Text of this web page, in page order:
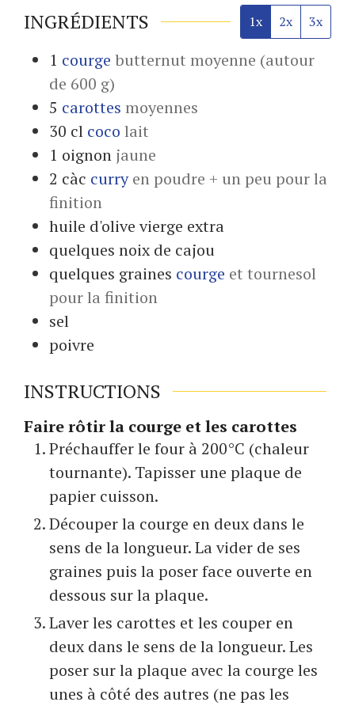
INGRÉDIENTS 1x 2x 3x
1 courge butternut moyenne (autour
de 600 g)
5 carottes moyennes
30 cl coco lait
1 oignon jaune
2 càc curry en poudre + un peu pour la
finition
huile d'olive vierge extra
quelques noix de cajou
quelques graines courge et tournesol
pour la finition
sel
poivre
INSTRUCTIONS
Faire rôtir la courge et les carottes
Préchauffer le four à 200°C (chaleur
tournante). Tapisser une plaque de
papier cuisson.
Découper la courge en deux dans le
sens de la longueur. La vider de ses
graines puis la poser face ouverte en
dessous sur la plaque.
Laver les carottes et les couper en
deux dans le sens de la longueur. Les
poser sur la plaque avec la courge les
unes à côté des autres (ne pas les